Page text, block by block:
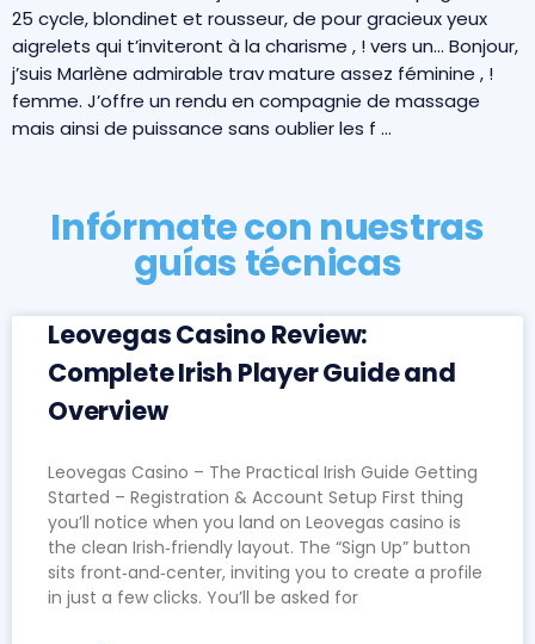
25 cycle, blondinet et rousseur, de pour gracieux yeux
aigrelets qui t’inviteront à la charisme , ! vers un… Bonjour,
j’suis Marlène admirable trav mature assez féminine , !
femme. J’offre un rendu en compagnie de massage
mais ainsi de puissance sans oublier les f …
Infórmate con nuestras
guías técnicas
Leovegas Casino Review:
Complete Irish Player Guide and
Overview
Leovegas Casino – The Practical Irish Guide Getting
Started – Registration & Account Setup First thing
you’ll notice when you land on Leovegas casino is
the clean Irish‑friendly layout. The “Sign Up” button
sits front‑and‑center, inviting you to create a profile
in just a few clicks. You’ll be asked for